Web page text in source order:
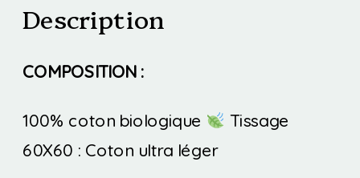
Description
COMPOSITION :
100% coton biologique
Tissage
60X60 : Coton ultra léger